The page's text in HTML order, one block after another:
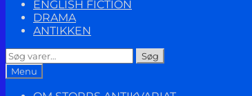
ENGLISH FICTION
DRAMA
ANTIKKEN
Søg
efter:
Søg
Menu